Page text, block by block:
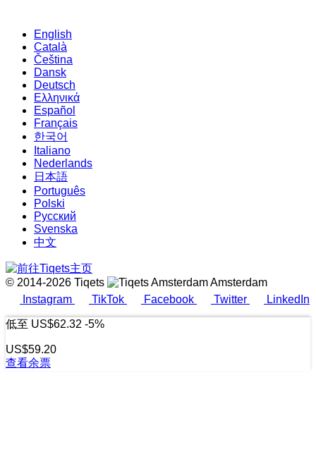
English
Català
Čeština
Dansk
Deutsch
Ελληνικά
Español
Français
한국어
Italiano
Nederlands
日本語
Português
Polski
Русский
Svenska
中文
© 2014-2026 Tiqets
Amsterdam
Instagram
TikTok Facebook Twitter LinkedIn
低至 US$62.32 -5%
US$59.20
查看余票